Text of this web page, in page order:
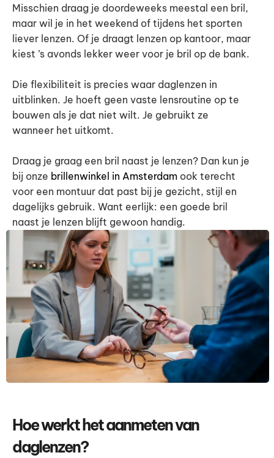
Misschien draag je doordeweeks meestal een bril,
maar wil je in het weekend of tijdens het sporten
liever lenzen. Of je draagt lenzen op kantoor, maar
kiest ’s avonds lekker weer voor je bril op de bank.
Die flexibiliteit is precies waar daglenzen in
uitblinken. Je hoeft geen vaste lensroutine op te
bouwen als je dat niet wilt. Je gebruikt ze
wanneer het uitkomt.
Draag je graag een bril naast je lenzen? Dan kun je
bij onze brillenwinkel in Amsterdam ook terecht
voor een montuur dat past bij je gezicht, stijl en
dagelijks gebruik. Want eerlijk: een goede bril
naast je lenzen blijft gewoon handig.
Hoe werkt het aanmeten van
daglenzen?